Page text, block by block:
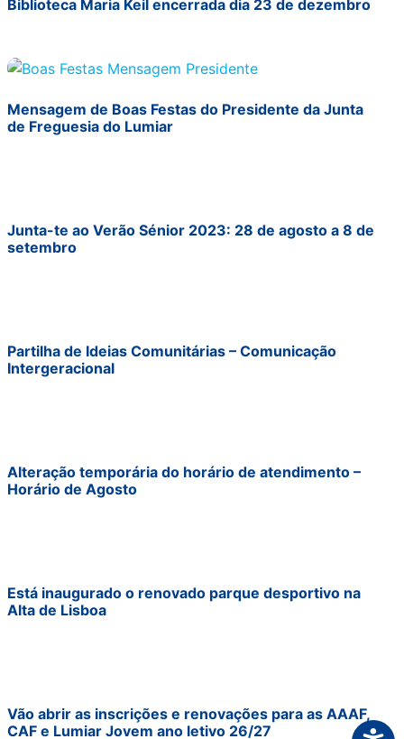
Biblioteca Maria Keil encerrada dia 23 de dezembro
Mensagem de Boas Festas do Presidente da Junta
de Freguesia do Lumiar
Junta-te ao Verão Sénior 2023: 28 de agosto a 8 de
setembro
Partilha de Ideias Comunitárias – Comunicação
Intergeracional
Alteração temporária do horário de atendimento –
Horário de Agosto
Está inaugurado o renovado parque desportivo na
Alta de Lisboa
Vão abrir as inscrições e renovações para as AAAF,
CAF e Lumiar Jovem ano letivo 26/27